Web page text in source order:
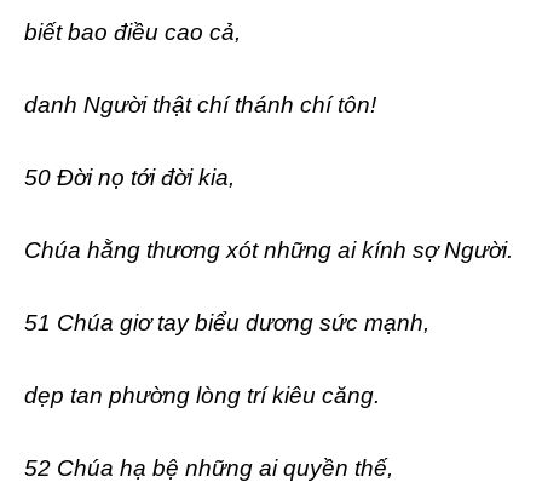
biết bao điều cao cả,
danh Người thật chí thánh chí tôn!
50 Đời nọ tới đời kia,
Chúa hằng thương xót những ai kính sợ Người.
51 Chúa giơ tay biểu dương sức mạnh,
dẹp tan phường lòng trí kiêu căng.
52 Chúa hạ bệ những ai quyền thế,